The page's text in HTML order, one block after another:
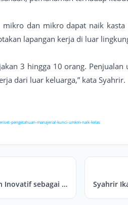
dan mikro dapat naik
lapangan kerja di luar
3 hingga 10 orang.
dari luar keluarga,” kata Syahrir.
pengetahuan-manajerial-kunci-umkm-naik-kelas
Pembangunan Desa Cerdas dan Inovatif sebagai Kunci Kemajuan Indonesia